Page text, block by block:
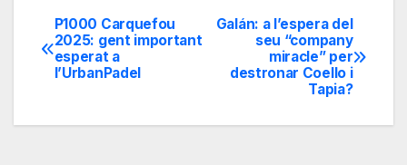
Navegación
de
Galán: a l’espera del
seu “company
miracle” per
destronar Coello i
Tapia?
P1000 Carquefou
2025: gent important
esperat a
l’UrbanPadel